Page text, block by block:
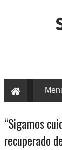
“Sigamos
recuperado